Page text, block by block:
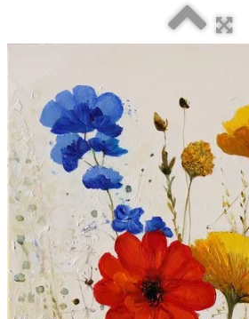
L'artiste
Galeries ▼
Vente▼
Boutique
Contact
Newsletter
BLOG